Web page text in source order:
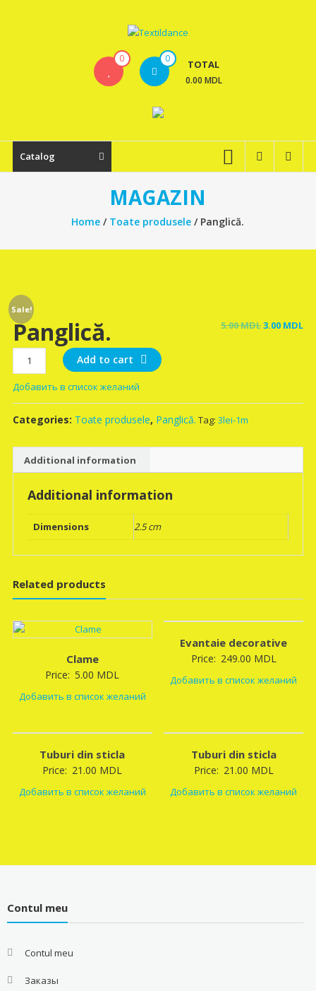
Textildance.md
0 0 TOTAL
0.00 MDL
Catalog
MAGAZIN
Home / Toate produsele / Panglică.
Sale!
Panglică. 5.00MDLOriginal
3.00 MDL
Panglică.
quantity
Add to cart
Добавить в список желаний
Categories: Toate produsele, Panglică. Tag: 3lei-1m
Additional information
Additional information
Dimensions 2.5 cm
Related products
Clame
Price: 5.00 MDL
Добавить в список желаний
Evantaie decorative
Price: 249.00 MDL
Добавить в список желаний
Tuburi din sticla
Price: 21.00 MDL
Добавить в список желаний
Tuburi din sticla
Price: 21.00 MDL
Добавить в список желаний
Contul meu
Contul meu
Заказы